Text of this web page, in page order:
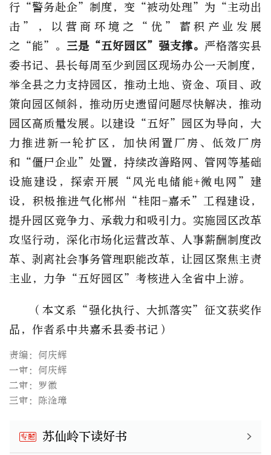
行“警务赴企”制度，变“被动处理”为“主动出
击”，以营商环境之“优”蓄积产业发展
之“能”。 三是“五好园区”强支撑。 严格落实县
委书记、县长每周至少到园区现场办公一天制度，
举全县之力支持园区，推动土地、资金、项目、政
策向园区倾斜，推动历史遗留问题尽快解决，推动
园区高质量发展。以建设“五好”园区为导向，大
力推进新一轮扩区，加快闲置厂房、低效厂房
和“僵尸企业”处置，持续改善路网、管网等基础
设施建设，探索开展“风光电储能+微电网”建
设，积极推进气化郴州“桂阳-嘉禾”工程建设，
提升园区竞争力、承载力和吸引力。实施园区改革
攻坚行动，深化市场化运营改革、人事薪酬制度改
革、剥离社会事务管理职能改革，让园区聚焦主责
主业，力争“五好园区”考核进入全省中上游。
（本文系“强化执行、大抓落实”征文获奖作
品，作者系中共嘉禾县委书记）
责编：何庆辉
一审：何庆辉
二审：罗徽
三审：陈淦璋
专题 苏仙岭下读好书